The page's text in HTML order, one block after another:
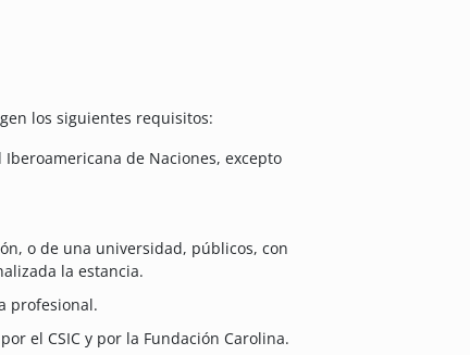
los siguientes requisitos:
de Naciones, excepto
o de una universidad, públicos, con
la estancia.
profesional.
el CSIC y por la Fundación Carolina.